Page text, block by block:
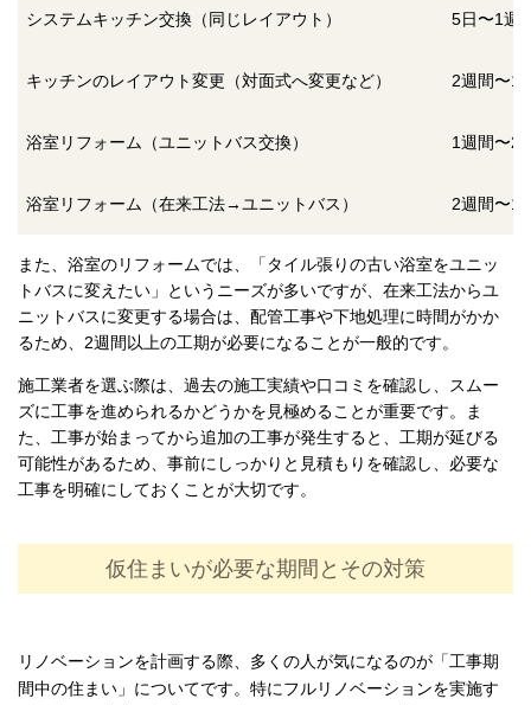
システムキッチン交換（同じレイアウト） 5日〜1週
キッチンのレイアウト変更（対面式へ変更など） 2週間〜1
浴室リフォーム（ユニットバス交換） 1週間〜2
浴室リフォーム（在来工法→ユニットバス） 2週間〜1
また、浴室のリフォームでは、「タイル張りの古い浴室をユニッ
トバスに変えたい」というニーズが多いですが、在来工法からユ
ニットバスに変更する場合は、配管工事や下地処理に時間がかか
るため、2週間以上の工期が必要になることが一般的です。
施工業者を選ぶ際は、過去の施工実績や口コミを確認し、スムー
ズに工事を進められるかどうかを見極めることが重要です。ま
た、工事が始まってから追加の工事が発生すると、工期が延びる
可能性があるため、事前にしっかりと見積もりを確認し、必要な
工事を明確にしておくことが大切です。
仮住まいが必要な期間とその対策
リノベーションを計画する際、多くの人が気になるのが「工事期
間中の住まい」についてです。特にフルリノベーションを実施す